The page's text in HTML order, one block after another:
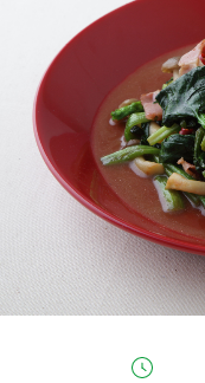
酢
お酢ドリンク
みりん風・料理
つゆ
キャンペーン情報
ブランド・スペシャル
ブランド・スペシャ
商品ブランドサイト
Fibee（ファイビー）
くらしプラ酢
お酢ドリンク
企業情報
国内事業概要